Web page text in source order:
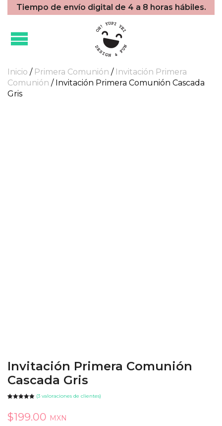
Tiempo de envío digital de 4 a 8 horas hábiles.
Inicio / Primera Comunión / Invitación Primera
Comunión / Invitación Primera Comunión Cascada
Gris
Invitación Primera Comunión
Cascada Gris
en base a
valoraciones
de clientes
(3 valoraciones de clientes)
$199.00 MXN